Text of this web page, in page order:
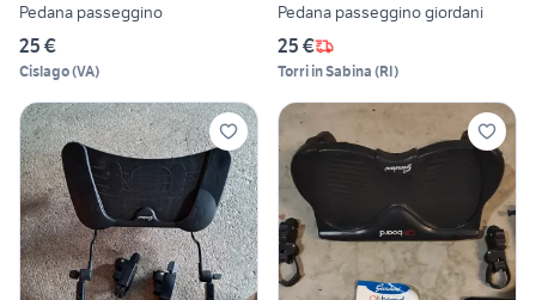
Pedana passeggino
25 €
Cislago(VA)
Pedana passeggino giordani
25 €
Torri in Sabina (RI)